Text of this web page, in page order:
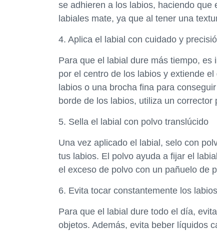
se adhieren a los labios, haciendo que
labiales mate, ya que al tener una
4. Aplica el labial con cuidado y
Para que el labial dure más tiempo,
por el centro de los labios y extiende
labios o una brocha fina para
borde de los labios, utiliza un corrector
5. Sella el labial con polvo translúcido
Una vez aplicado el labial, selo con
tus labios. El polvo ayuda a fijar el
el exceso de polvo con un pañuelo de
6. Evita tocar constantemente los
Para que el labial dure todo el día,
objetos. Además, evita beber líquidos